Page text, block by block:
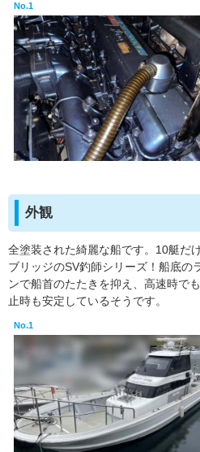
No.1
外観
全塗装された綺麗な船です。10艇だ
ブリッジのSV釣師シリーズ！船底の
ンで船首のたたきを抑え、高速時で
止時も安定しているそうです。
No.1